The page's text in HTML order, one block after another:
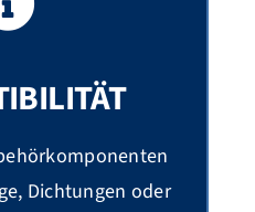
Dichtungen oder